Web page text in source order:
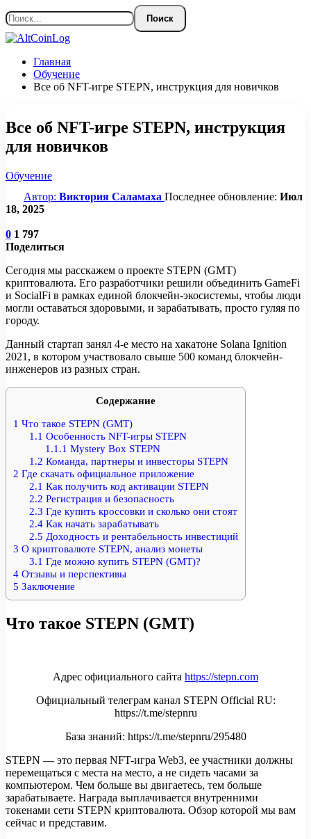
Главная
Обучение
Все об NFT-игре STEPN, инструкция для новичков
Все об NFT-игре STEPN, инструкция
для новичков
Обучение
Автор: Виктория Саламаха Последнее обновление: Июл
18, 2025
0 1 797
Поделиться
Сегодня мы расскажем о проекте STEPN (GMT)
криптовалюта. Его разработчики решили объединить GameFi
и SocialFi в рамках единой блокчейн-экосистемы, чтобы люди
могли оставаться здоровыми, и зарабатывать, просто гуляя по
городу.
Данный стартап занял 4-е место на хакатоне Solana Ignition
2021, в котором участвовало свыше 500 команд блокчейн-
инженеров из разных стран.
Содержание
1 Что такое STEPN (GMT)
1.1 Особенность NFT-игры STEPN
1.1.1 Mystery Box STEPN
1.2 Команда, партнеры и инвесторы STEPN
2 Где скачать официальное приложение
2.1 Как получить код активации STEPN
2.2 Регистрация и безопасность
2.3 Где купить кроссовки и сколько они стоят
2.4Как начать зарабатывать
2.5 Доходность и рентабельность инвестиций
3 О криптовалюте STEPN, анализ монеты
3.1 Где можно купить STEPN (GMT)?
4 Отзывы и перспективы
5 Заключение
Что такое STEPN (GMT)
Адрес официального сайта https://stepn.com
Официальный телеграм канал STEPN Official RU:
https://t.me/stepnru
База знаний: https://t.me/stepnru/295480
STEPN — это первая NFT-игра Web3, ее участники должны
перемещаться с места на место, а не сидеть часами за
компьютером. Чем больше вы двигаетесь, тем больше
зарабатываете. Награда выплачивается внутренними
токенами сети STEPN криптовалюта. Обзор которой мы вам
сейчас и представим.